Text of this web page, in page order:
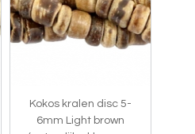
Kokos kralen disc 5-
6mm Light brown